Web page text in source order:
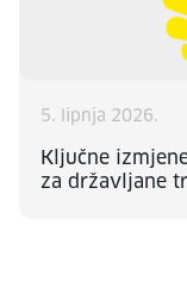
5. lipnja 2026.
Ključne
za državljane